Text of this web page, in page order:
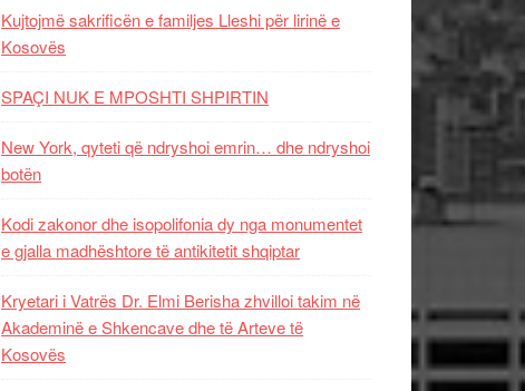
Kujtojmë sakrificën e familjes Lleshi për lirinë e
Kosovës
SPAÇI NUK E MPOSHTI SHPIRTIN
New York, qyteti që ndryshoi emrin… dhe ndryshoi
botën
Kodi zakonor dhe isopolifonia dy nga monumentet
e gjalla madhështore të antikitetit shqiptar
Kryetari i Vatrës Dr. Elmi Berisha zhvilloi takim në
Akademinë e Shkencave dhe të Arteve të
Kosovës